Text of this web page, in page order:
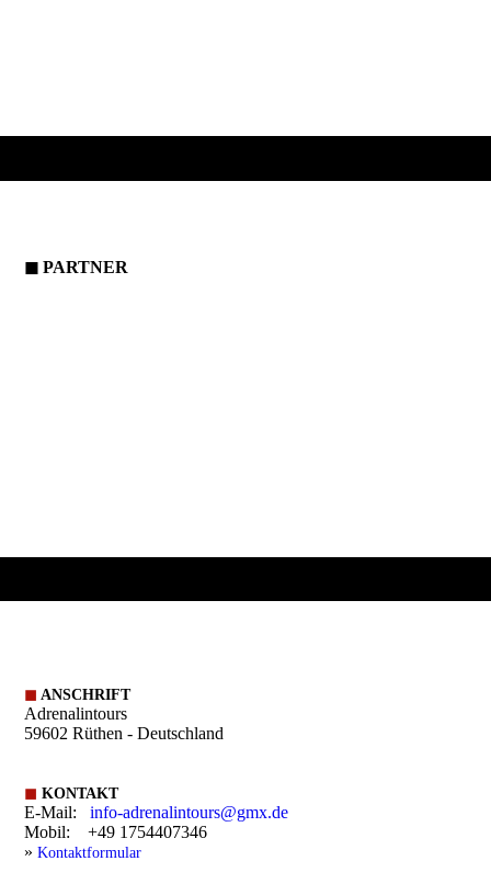
◼ PARTNER
◼ ANSCHRIFT
Adrenalintours
59602 Rüthen - Deutschland
◼ KONTAKT
E-Mail:info-adrenalintours@gmx.de
Mobil: +49 1754407346
»Kontaktformular